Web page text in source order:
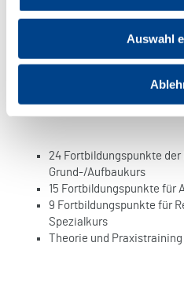
Auswahl
Alle Kurse KV- und DEGUM-
Ultraschall-Kompetenz-Zentrum
Jeder Kurs ist nur 1 x
24 Fortbildungspunkte der
Grund-/Aufbaukurs
15 Fortbildungspunkte für
9 Fortbildungspunkte für
Spezialkurs
Theorie und